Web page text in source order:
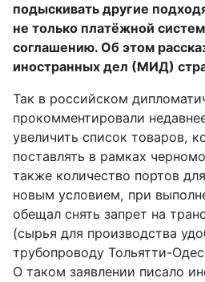
подыскивать другие
не только платёжной
соглашению. Об этом
иностранных дел (МИД)
Так в российском
прокомментировали
увеличить список товаров,
поставлять в рамках
также количество портов
новым условием, при
обещал снять запрет на
(сырья для производства
трубопроводу Тольятти-
О таком заявлении писало